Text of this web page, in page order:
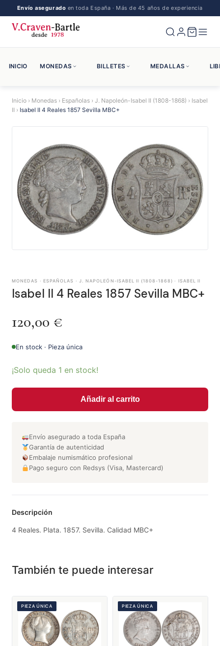
Envío asegurado en toda España · Más de 45 años de experiencia
INICIO MONEDAS BILLETES MEDALLAS
Inicio › Monedas › Españolas › J. Napoleón-Isabel II (1808-1868) › Isabel
II › Isabel II 4 Reales 1857 Sevilla MBC+
MONEDAS · ESPAÑOLAS · J. NAPOLEÓN-ISABEL II (1808-1868) · ISABEL II
Isabel II 4 Reales 1857 Sevilla MBC+
120,00 €
En stock · Pieza única
¡Solo queda 1 en stock!
Añadir al carrito
Envío asegurado a toda España
Garantía de autenticidad
Embalaje numismático profesional
Pago seguro con Redsys (Visa, Mastercard)
Descripción
4 Reales. Plata. 1857. Sevilla. Calidad MBC+
También te puede interesar
PIEZA ÚNICA PIEZA ÚNICA